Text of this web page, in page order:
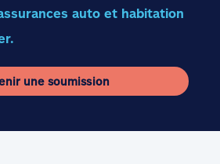
auto et habitation
une soumission